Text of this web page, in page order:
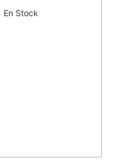
En Stock